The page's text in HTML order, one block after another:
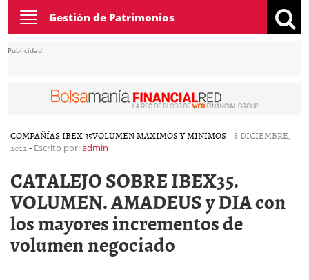
Toggle
navigation
Gestión de Patrimonios
Publicidad
COMPAÑÍAS IBEX 35VOLUMEN MAXIMOS Y MINIMOS | 8 DICIEMBRE,
2012- Escrito por:admin
CATALEJO SOBRE IBEX35.
VOLUMEN. AMADEUS y DIA con
los mayores incrementos de
volumen negociado